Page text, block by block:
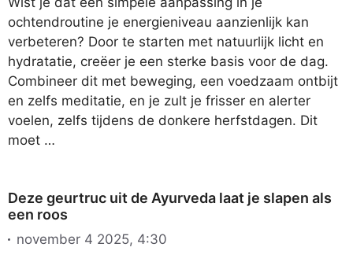
ochtendroutine je energieniveau aanzienlijk kan
verbeteren? Door te starten met natuurlijk licht en
hydratatie, creëer je een sterke basis voor de dag.
Combineer dit met beweging, een voedzaam ontbijt
en zelfs meditatie, en je zult je frisser en alerter
voelen, zelfs tijdens de donkere herfstdagen. Dit
moet …
Deze geurtruc uit de Ayurveda laat je slapen als
een roos
november 4 2025, 4:30